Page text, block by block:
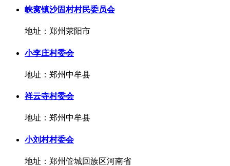
峡窝镇沙固村村民委员会
地址：郑州荥阳市
小李庄村委会
地址：郑州中牟县
祥云寺村委会
地址：郑州中牟县
小刘村村委会
地址：郑州管城回族区河南省